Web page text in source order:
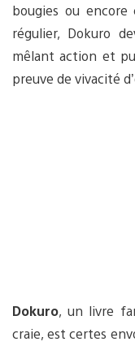
bougies ou encore
régulier, Dokuro
mêlant action et
preuve de vivacité
Dokuro, un livre
craie, est certes